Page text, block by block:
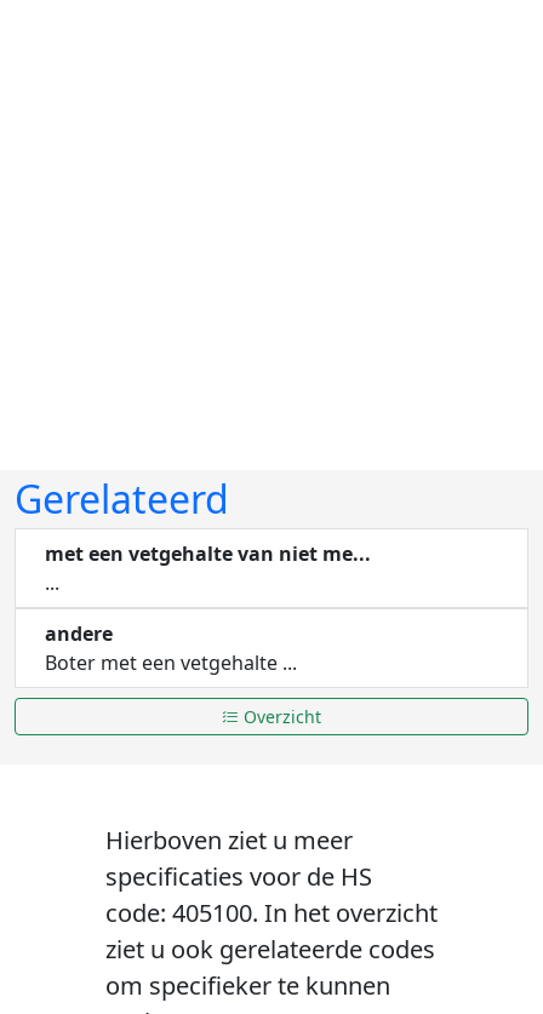
Gerelateerd
met een vetgehalte van niet me...
...
andere
Boter met een vetgehalte ...
Overzicht
Hierboven ziet u meer
specificaties voor de HS
code: 405100. In het overzicht
ziet u ook gerelateerde codes
om specifieker te kunnen